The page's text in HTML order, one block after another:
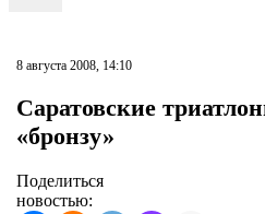
8 августа 2008, 14:10
Саратовские
«бронзу»
Поделиться
новостью: